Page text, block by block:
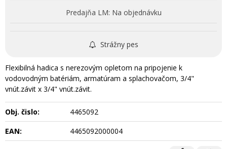
Predajňa LM: Na objednávku
Strážny pes
Flexibilná hadica s nerezovým opletom na pripojenie k
vodovodným batériám, armatúram a splachovačom, 3/4"
vnút.závit x 3/4" vnút.závit.
Obj. čislo:
4465092
EAN:
4465092000004